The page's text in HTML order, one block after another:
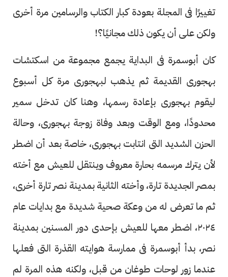
تغييرًا فى المجلة بعودة كبار الكتاب والرسامين مرة أخرى
ولكن على أن يكون ذلك مجانيًا؟!
كان أبوسمرة فى البداية يجمع مجموعة من اسكتشات
بهجورى القديمة ثم يذهب لبهجورى مرة كل أسبوع
ليقوم بهجورى بإعادة رسمها، وهنا كان تدخل سمير
محدودًا، ومع الوقت وبعد وفاة زوجة بهجورى، وحالة
الحزن الشديد التى انتابت بهجورى، خاصة بعد أن اضطر
لأن يترك مرسمه بحارة معروف وينتقل للعيش مع أخته
بمصر الجديدة تارة، وأخته الثانية بمدينة نصر تارة أخرى،
ثم ما تعرض له من وعكة صحية شديدة مع بدايات عام
٢٠٢٤، اضطر معها للعيش بإحدى دور المسنين بمدينة
نصر، بدأ أبوسمرة فى ممارسة هوايته القذرة التى فعلها
عندما زور لوحات طوغان من قبل، ولكنه هذه المرة لم